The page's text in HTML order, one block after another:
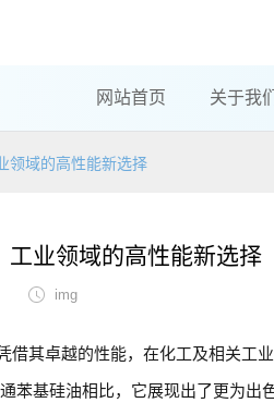
网站首页 关于我们
领域的高性能新选择
工业领域的高性能新选择
img
其卓越的性能，在化工及相关工业
苯基硅油相比，它展现出了更为出